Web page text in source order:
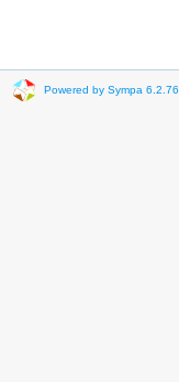
Powered by Sympa 6.2.76